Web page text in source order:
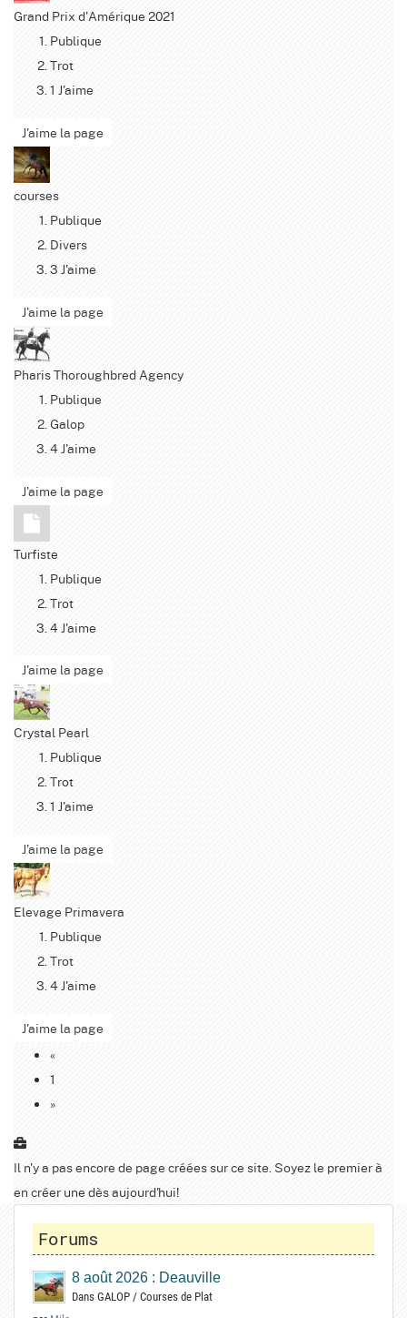
Grand Prix d'Amérique 2021
Publique
Trot
1 J'aime
J'aime la page
courses
Publique
Divers
3 J'aime
J'aime la page
Pharis Thoroughbred Agency
Publique
Galop
4 J'aime
J'aime la page
Turfiste
Publique
Trot
4 J'aime
J'aime la page
Crystal Pearl
Publique
Trot
1 J'aime
J'aime la page
Elevage Primavera
Publique
Trot
4 J'aime
J'aime la page
«
1
»
Il n'y a pas encore de page créées sur ce site. Soyez le premier à
en créer une dès aujourd'hui!
Forums
8 août 2026 : Deauville
Dans GALOP / Courses de Plat